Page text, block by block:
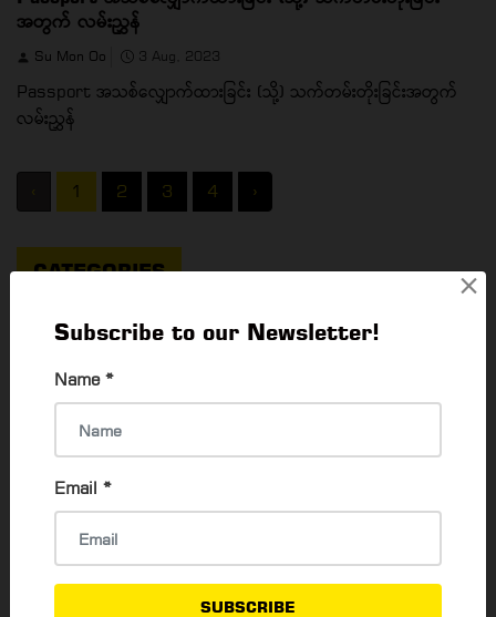
×
Subscribe to our Newsletter!
Name *
Email *
SUBSCRIBE
အတွက် လမ်းညွှန်
Su Mon Oo 3 Aug, 2023
Passport အသစ်လျှောက်ထားခြင်း (သို့) သက်တမ်းတိုးခြင်းအတွက်
လမ်းညွှန်
‹ 1 2 3 4 ›
CATEGORIES
Things To Do
What's Happening In Yangon
EVENTS & EXHIBITION
Career & Jobs
Activities To Do
Food & Drink